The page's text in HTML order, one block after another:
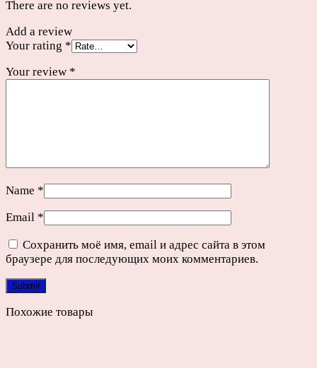
quantity
There are no reviews yet.
Add a review
Your rating *
Your review *
Name *
Email *
Сохранить моё имя, email и адрес сайта в этом
браузере для последующих моих комментариев.
Похожие товары